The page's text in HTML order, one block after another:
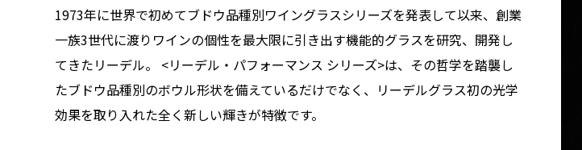
1973年に世界で初めてブドウ品種別ワイングラスシリーズを発表して以来、創業
一族3世代に渡りワインの個性を最大限に引き出す機能的グラスを研究、開発し
てきたリーデル。 <リーデル・パフォーマンス シリーズ>は、その哲学を踏襲し
たブドウ品種別のボウル形状を備えているだけでなく、リーデルグラス初の光学
効果を取り入れた全く新しい輝きが特徴です。